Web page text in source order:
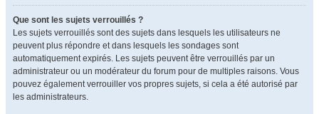
Que sont les sujets verrouillés ?
Les sujets verrouillés sont des sujets dans lesquels les utilisateurs ne
peuvent plus répondre et dans lesquels les sondages sont
automatiquement expirés. Les sujets peuvent être verrouillés par un
administrateur ou un modérateur du forum pour de multiples raisons. Vous
pouvez également verrouiller vos propres sujets, si cela a été autorisé par
les administrateurs.